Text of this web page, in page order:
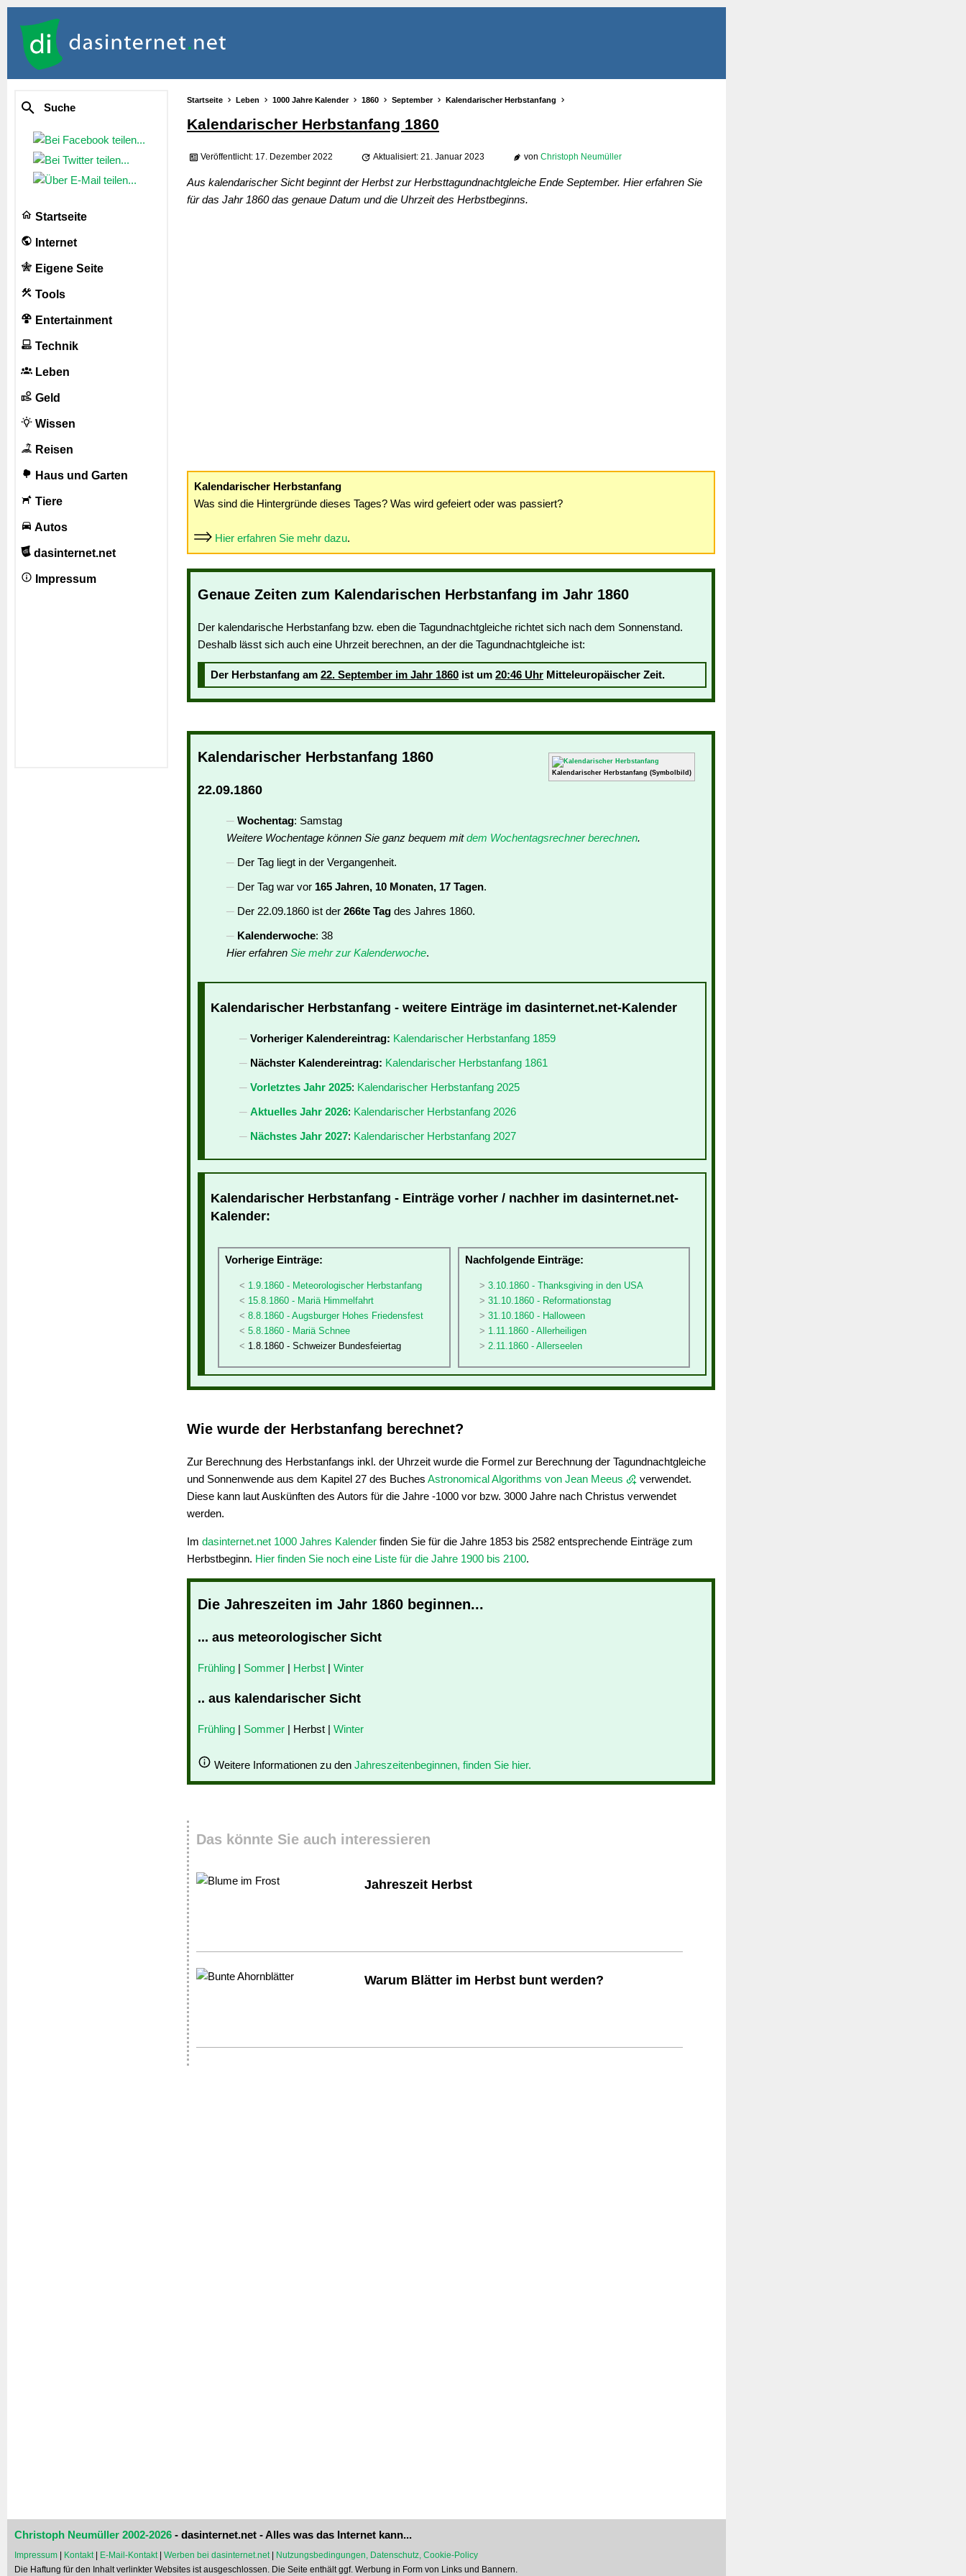
Suche
Startseite
Internet
Eigene Seite
Tools
Entertainment
Technik
Leben
Geld
Wissen
Reisen
Haus und Garten
Tiere
Autos
dasinternet.net
Impressum
Startseite Leben 1000 Jahre Kalender 1860 September Kalendarischer Herbstanfang
Kalendarischer Herbstanfang 1860
Veröffentlicht: 17. Dezember 2022 Aktualisiert: 21. Januar 2023 von Christoph Neumüller
Aus kalendarischer Sicht beginnt der Herbst zur Herbsttagundnachtgleiche Ende September. Hier erfahren Sie
für das Jahr 1860 das genaue Datum und die Uhrzeit des Herbstbeginns.
Kalendarischer Herbstanfang
Was sind die Hintergründe dieses Tages? Was wird gefeiert oder was passiert?
Hier erfahren Sie mehr dazu.
Genaue Zeiten zum Kalendarischen Herbstanfang im Jahr 1860
Der kalendarische Herbstanfang bzw. eben die Tagundnachtgleiche richtet sich nach dem Sonnenstand.
Deshalb lässt sich auch eine Uhrzeit berechnen, an der die Tagundnachtgleiche ist:
Der Herbstanfang am 22. September im Jahr 1860 ist um 20:46 Uhr Mitteleuropäischer Zeit.
Kalendarischer Herbstanfang (Symbolbild)
Kalendarischer Herbstanfang 1860
22.09.1860
Wochentag: Samstag
Weitere Wochentage können Sie ganz bequem mitdem Wochentagsrechner berechnen.
Der Tag liegt in der Vergangenheit.
Der Tag war vor 165 Jahren, 10 Monaten, 17 Tagen.
Der 22.09.1860 ist der 266te Tag des Jahres 1860.
Kalenderwoche: 38
Hier erfahren Sie mehr zur Kalenderwoche.
Kalendarischer Herbstanfang - weitere Einträge im dasinternet.net-Kalender
Vorheriger Kalendereintrag: Kalendarischer Herbstanfang 1859
Nächster Kalendereintrag: Kalendarischer Herbstanfang 1861
Vorletztes Jahr 2025: Kalendarischer Herbstanfang 2025
Aktuelles Jahr 2026: Kalendarischer Herbstanfang 2026
Nächstes Jahr 2027: Kalendarischer Herbstanfang 2027
Kalendarischer Herbstanfang - Einträge vorher / nachher im dasinternet.net-
Kalender:
Vorherige Einträge:
1.9.1860 - Meteorologischer Herbstanfang
15.8.1860 - Mariä Himmelfahrt
8.8.1860 - Augsburger Hohes Friedensfest
5.8.1860 - Mariä Schnee
1.8.1860 - Schweizer Bundesfeiertag
Nachfolgende Einträge:
3.10.1860 - Thanksgiving in den USA
31.10.1860 - Reformationstag
31.10.1860 - Halloween
1.11.1860 - Allerheiligen
2.11.1860 - Allerseelen
Wie wurde der Herbstanfang berechnet?
Zur Berechnung des Herbstanfangs inkl. der Uhrzeit wurde die Formel zur Berechnung der Tagundnachtgleiche
und Sonnenwende aus dem Kapitel 27 des Buches Astronomical Algorithms von Jean Meeus
verwendet.
Diese kann laut Auskünften des Autors für die Jahre -1000 vor bzw. 3000 Jahre nach Christus verwendet
werden.
Im dasinternet.net 1000 Jahres Kalender finden Sie für die Jahre 1853 bis 2582 entsprechende Einträge zum
Herbstbeginn. Hier finden Sie noch eine Liste für die Jahre 1900 bis 2100.
Die Jahreszeiten im Jahr 1860 beginnen...
... aus meteorologischer Sicht
Frühling | Sommer | Herbst | Winter
.. aus kalendarischer Sicht
Frühling | Sommer | Herbst | Winter
Weitere Informationen zu den Jahreszeitenbeginnen, finden Sie hier.
Das könnte Sie auch interessieren
Jahreszeit Herbst
Warum Blätter im Herbst bunt werden?
Christoph Neumüller 2002-2026 - dasinternet.net - Alles was das Internet kann...
Impressum Kontakt| E-Mail-Kontakt| Werben bei dasinternet.net|
Nutzungsbedingungen, Datenschutz, Cookie-Policy
Die Haftung für den Inhalt verlinkter Websites ist ausgeschlossen. Die Seite enthält ggf. Werbung in Form von Links und Bannern.